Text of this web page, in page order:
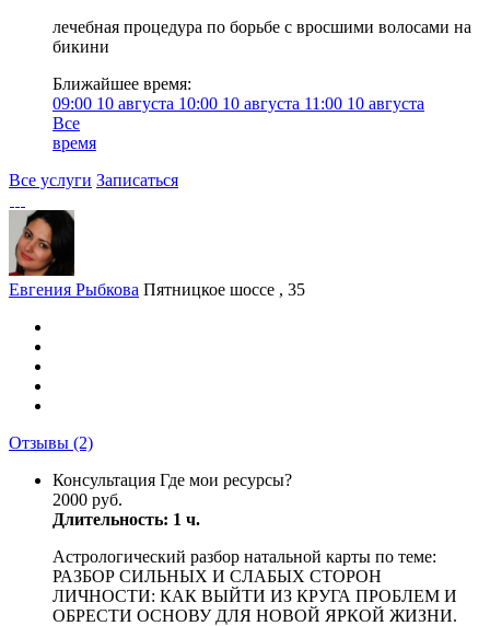
лечебная процедура по борьбе с вросшими волосами на
бикини
Ближайшее время:
09:00 10 августа 10:00 10 августа 11:00 10 августа
Все
время
Все услуги Записаться
Евгения Рыбкова Пятницкое шоссе , 35
Отзывы (2)
Консультация Где мои ресурсы?
2000 руб.
Длительность: 1 ч.
Астрологический разбор натальной карты по теме:
РАЗБОР СИЛЬНЫХ И СЛАБЫХ СТОРОН
ЛИЧНОСТИ: КАК ВЫЙТИ ИЗ КРУГА ПРОБЛЕМ И
ОБРЕСТИ ОСНОВУ ДЛЯ НОВОЙ ЯРКОЙ ЖИЗНИ.